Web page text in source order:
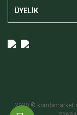
ÜYELİK
2020 ©